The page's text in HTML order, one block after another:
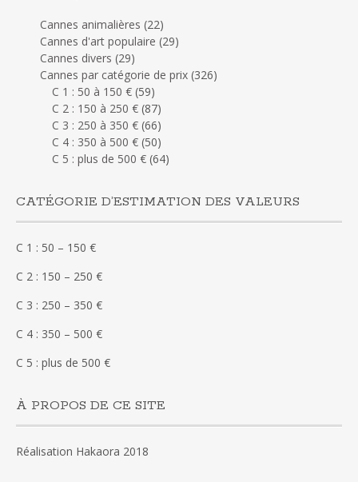
Cannes animalières (22)
Cannes d'art populaire (29)
Cannes divers (29)
Cannes par catégorie de prix (326)
C 1 : 50 à 150 € (59)
C 2 : 150 à 250 € (87)
C 3 : 250 à 350 € (66)
C 4 : 350 à 500 € (50)
C 5 : plus de 500 € (64)
CATÉGORIE D’ESTIMATION DES VALEURS
C 1 : 50 – 150 €
C 2 : 150 – 250 €
C 3 : 250 – 350 €
C 4 : 350 – 500 €
C 5 : plus de 500 €
À PROPOS DE CE SITE
Réalisation Hakaora 2018